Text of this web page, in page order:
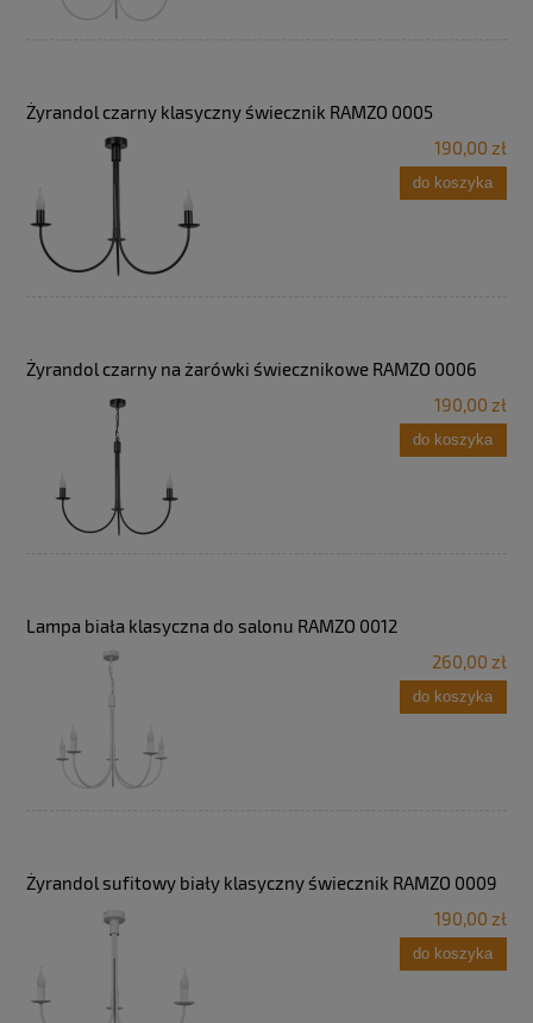
Żyrandol czarny klasyczny świecznik RAMZO 0005
190,00 zł
do koszyka
Żyrandol czarny na żarówki świecznikowe RAMZO 0006
190,00 zł
do koszyka
Lampa biała klasyczna do salonu RAMZO 0012
260,00 zł
do koszyka
Żyrandol sufitowy biały klasyczny świecznik RAMZO 0009
190,00 zł
do koszyka